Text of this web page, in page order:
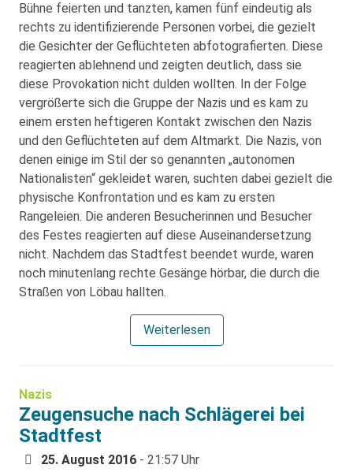
Bühne feierten und tanzten, kamen fünf eindeutig als
rechts zu identifizierende Personen vorbei, die gezielt
die Gesichter der Geflüchteten abfotografierten. Diese
reagierten ablehnend und zeigten deutlich, dass sie
diese Provokation nicht dulden wollten. In der Folge
vergrößerte sich die Gruppe der Nazis und es kam zu
einem ersten heftigeren Kontakt zwischen den Nazis
und den Geflüchteten auf dem Altmarkt. Die Nazis, von
denen einige im Stil der so genannten „autonomen
Nationalisten“ gekleidet waren, suchten dabei gezielt die
physische Konfrontation und es kam zu ersten
Rangeleien. Die anderen Besucherinnen und Besucher
des Festes reagierten auf diese Auseinandersetzung
nicht. Nachdem das Stadtfest beendet wurde, waren
noch minutenlang rechte Gesänge hörbar, die durch die
Straßen von Löbau hallten.
Weiterlesen
Nazis
Zeugensuche nach Schlägerei bei
Stadtfest
25. August 2016 - 21:57 Uhr